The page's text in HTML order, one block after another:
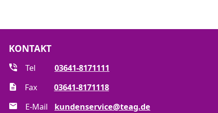
KONTAKT
Tel
03641-8171111
Fax
03641-8171118
E-Mail
kundenservice@teag.de